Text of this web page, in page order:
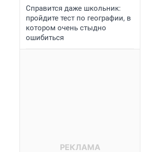
Справится даже школьник:
пройдите тест по географии, в
котором очень стыдно
ошибиться